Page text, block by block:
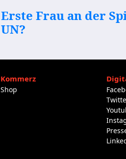
Erste Frau an der
UN?
Kommerz
Shop